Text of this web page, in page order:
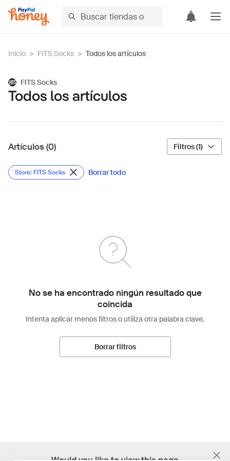
Inicio > FITS Socks > Todos los artículos
FITS Socks
Todos los artículos
Artículos (0) Filtros (1)
Store: FITS Socks Borrar todo
No se ha encontrado ningún resultado que
coincida
Intenta aplicar menos filtros o utiliza otra palabra clave.
Borrar filtros